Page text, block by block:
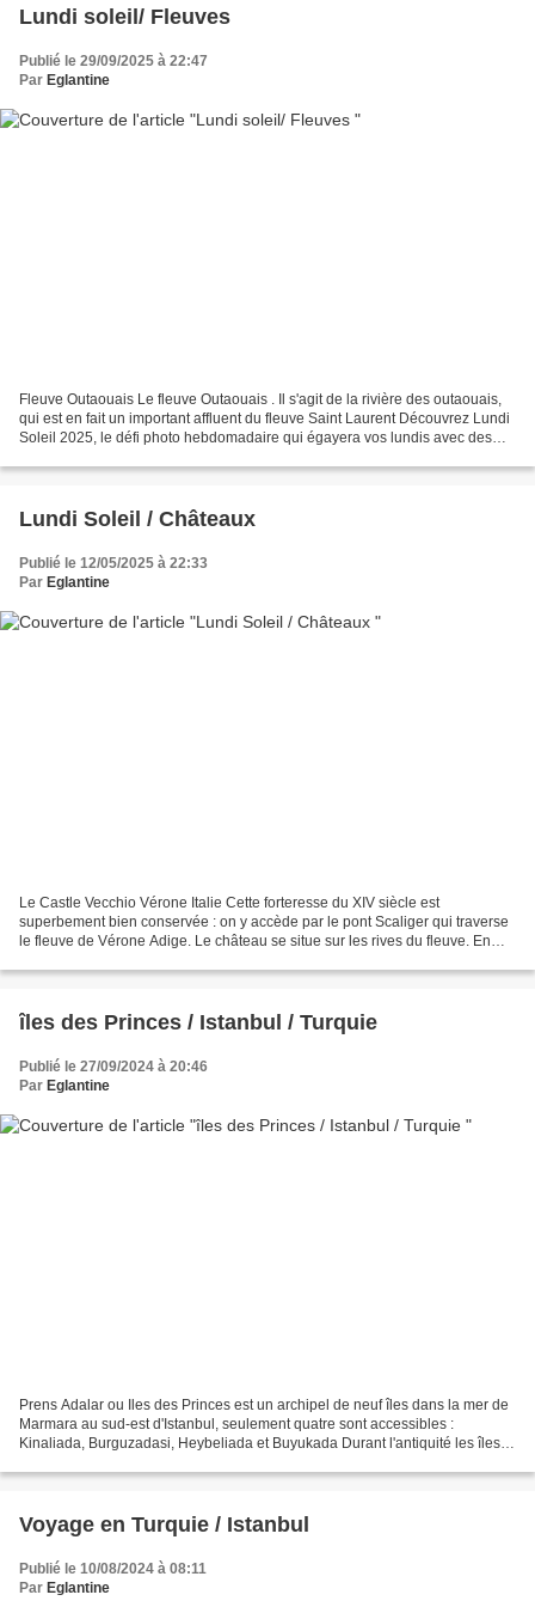
Lundi soleil/ Fleuves
Publié le 29/09/2025 à 22:47
Par Eglantine
Fleuve Outaouais Le fleuve Outaouais . Il s'agit de la rivière des outaouais,
qui est en fait un important affluent du fleuve Saint Laurent Découvrez Lundi
Soleil 2025, le défi photo hebdomadaire qui égayera vos lundis avec des
Lundi Soleil / Châteaux
Publié le 12/05/2025 à 22:33
Par Eglantine
Le Castle Vecchio Vérone Italie Cette forteresse du XIV siècle est
superbement bien conservée : on y accède par le pont Scaliger qui traverse
le fleuve de Vérone Adige. Le château se situe sur les rives du fleuve. En
îles des Princes / Istanbul / Turquie
Publié le 27/09/2024 à 20:46
Par Eglantine
Prens Adalar ou Iles des Princes est un archipel de neuf îles dans la mer de
Marmara au sud-est d'Istanbul, seulement quatre sont accessibles :
Kinaliada, Burguzadasi, Heybeliada et Buyukada Durant l'antiquité les îles
Voyage en Turquie / Istanbul
Publié le 10/08/2024 à 08:11
Par Eglantine